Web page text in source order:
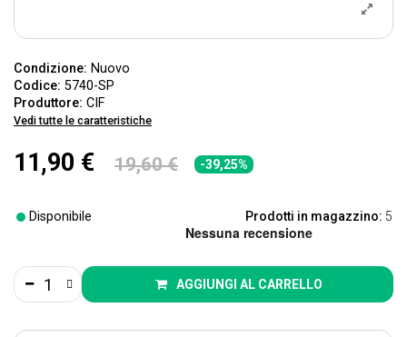
Condizione: Nuovo
Codice: 5740-SP
Produttore: CIF
Vedi tutte le caratteristiche
11,90 € 19,60 € -39,25%
Disponibile Prodotti in magazzino: 5
AGGIUNGI AL CARRELLO